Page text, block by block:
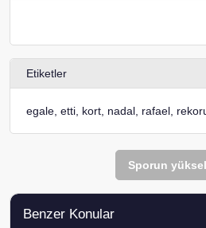
Etiketler
egale etti kort nadal rafael
Sporun
Benzer Konular